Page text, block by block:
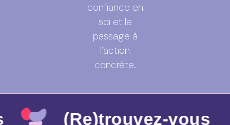
confiance en
soi et le
passage à
l’action
concrète.
(Re)trouvez-vous